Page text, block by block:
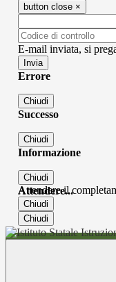
button close ×
E-mail inviata, si
Errore
Chiudi
Successo
Chiudi
Informazione
Chiudi
Attendere...
Attendere il
Chiudi
Chiudi